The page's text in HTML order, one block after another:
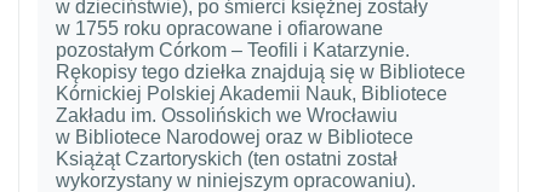
w dzieciństwie), po śmierci księżnej zostały
w 1755 roku opracowane i ofiarowane
pozostałym Córkom – Teofili i Katarzynie.
Rękopisy tego dziełka znajdują się w Bibliotece
Kórnickiej Polskiej Akademii Nauk, Bibliotece
Zakładu im. Ossolińskich we Wrocławiu
w Bibliotece Narodowej oraz w Bibliotece
Książąt Czartoryskich (ten ostatni został
wykorzystany w niniejszym opracowaniu).